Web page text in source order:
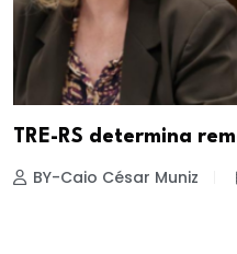
TRE-RS determina
BY-Caio César Muniz